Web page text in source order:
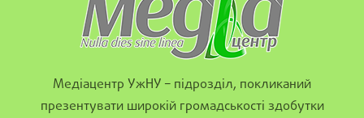
Медіацентр УжНУ – підрозділ, покликаний
презентувати широкій громадськості здобутки